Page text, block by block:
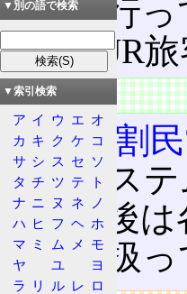
運営を行
べてのJR
概要
国鉄分割
どのシス
民営化後
を取り扱っ
▼別の語で検索
▼索引検索
ア イ ウ エ オ
カ キ ク ケ コ
サ シ ス セ ソ
タ チ ツ テ
ト
ナ ニ ヌ ネ
ノ
ハ ヒ フ ヘ ホ
マ ミ ム メ
モ
ヤ
ユ
ヨ
ラ
リ ル レ ロ